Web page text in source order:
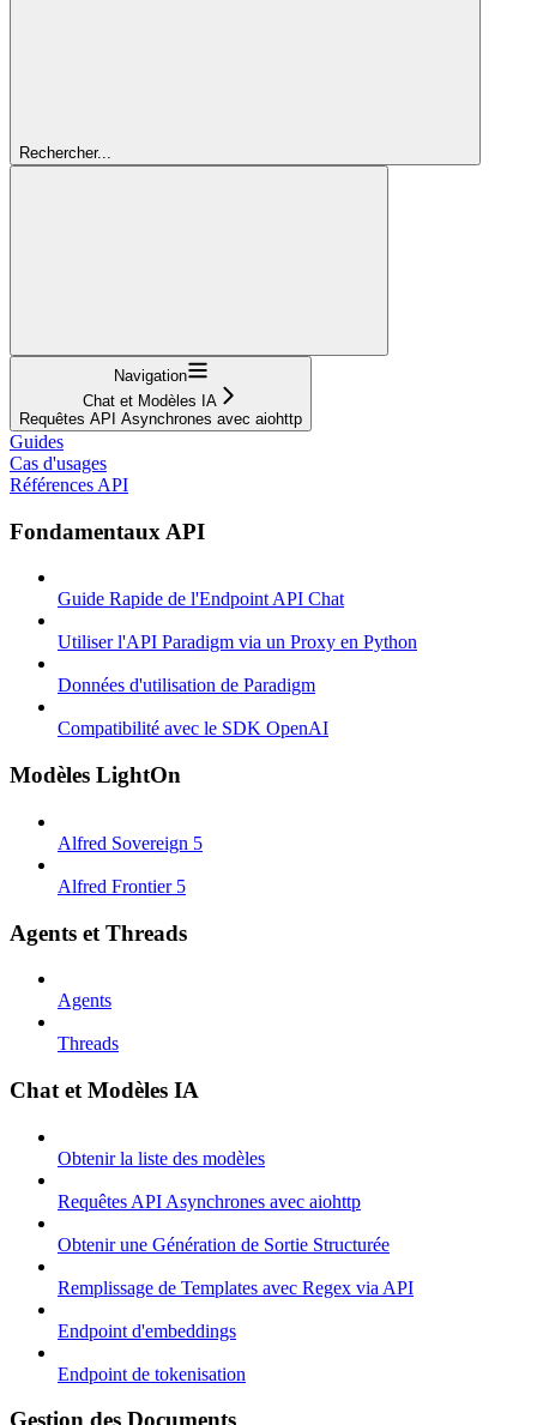
Rechercher...
Navigation
Chat et Modèles IA
Requêtes API Asynchrones avec aiohttp
Guides
Cas d'usages
Références API
Fondamentaux API
Guide Rapide de l'Endpoint API Chat
Utiliser l'API Paradigm via un Proxy en Python
Données d'utilisation de Paradigm
Compatibilité avec le SDK OpenAI
Modèles LightOn
Alfred Sovereign 5
Alfred Frontier 5
Agents et Threads
Agents
Threads
Chat et Modèles IA
Obtenir la liste des modèles
Requêtes API Asynchrones avec aiohttp
Obtenir une Génération de Sortie Structurée
Remplissage de Templates avec Regex via API
Endpoint d'embeddings
Endpoint de tokenisation